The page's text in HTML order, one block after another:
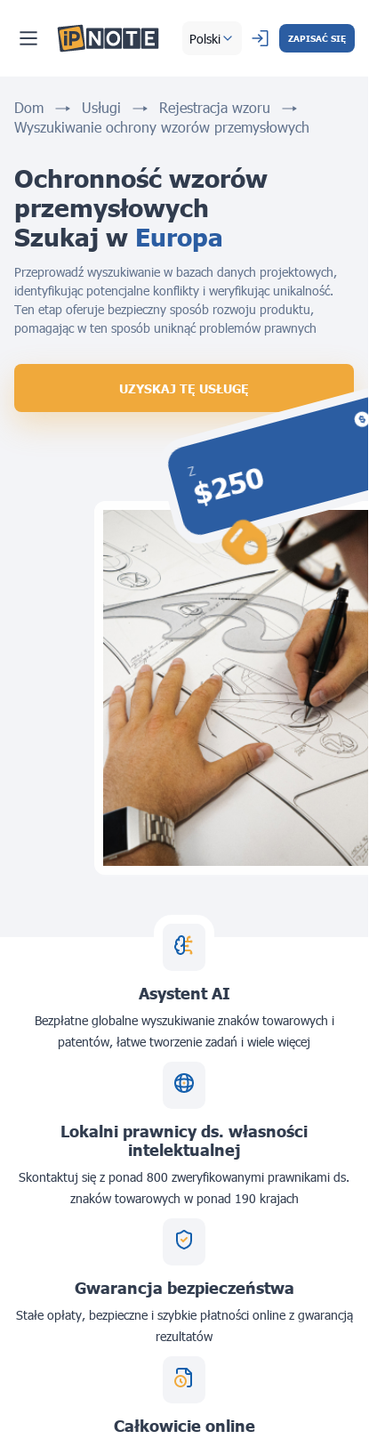
Polski ZAPISAĆ SIĘ
Dom Usługi
Rejestracja wzoru
Wyszukiwanie ochrony wzorów przemysłowych
Ochronność wzorów
przemysłowych
Szukaj w Europa
Z
$250
Przeprowadź wyszukiwanie w bazach danych projektowych,
identyfikując potencjalne konflikty i weryfikując unikalność.
Ten etap oferuje bezpieczny sposób rozwoju produktu,
pomagając w ten sposób uniknąć problemów prawnych
UZYSKAJ TĘ USŁUGĘ
Asystent AI
Bezpłatne globalne wyszukiwanie znaków towarowych i
patentów, łatwe tworzenie zadań i wiele więcej
Lokalni prawnicy ds. własności
intelektualnej
Skontaktuj się z ponad 800 zweryfikowanymi prawnikami ds.
znaków towarowych w ponad 190 krajach
Gwarancja bezpieczeństwa
Stałe opłaty, bezpieczne i szybkie płatności online z gwarancją
rezultatów
Całkowicie online